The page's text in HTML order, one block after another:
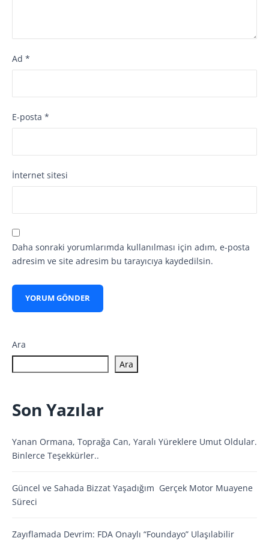
Ad *
E-posta *
İnternet sitesi
Daha sonraki yorumlarımda kullanılması için adım, e-posta
adresim ve site adresim bu tarayıcıya kaydedilsin.
Ara
Ara
Son Yazılar
Yanan Ormana, Toprağa Can, Yaralı Yüreklere Umut Oldular.
Binlerce Teşekkürler..
Güncel ve Sahada Bizzat Yaşadığım Gerçek Motor Muayene
Süreci
Zayıflamada Devrim: FDA Onaylı “Foundayo” Ulaşılabilir